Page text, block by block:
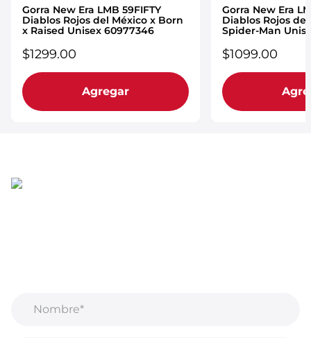
Gorra New Era LMB 59FIFTY
Diablos Rojos del México x Born
x Raised Unisex 60977346
$1299.00
Agregar
Gorra New Era
Diablos Rojos
Spider-Man
$1099.00